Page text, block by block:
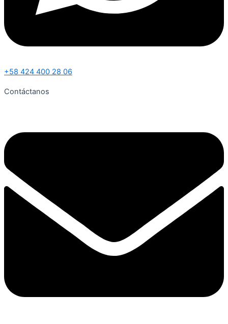
+58 424 400 28 06
Contáctanos